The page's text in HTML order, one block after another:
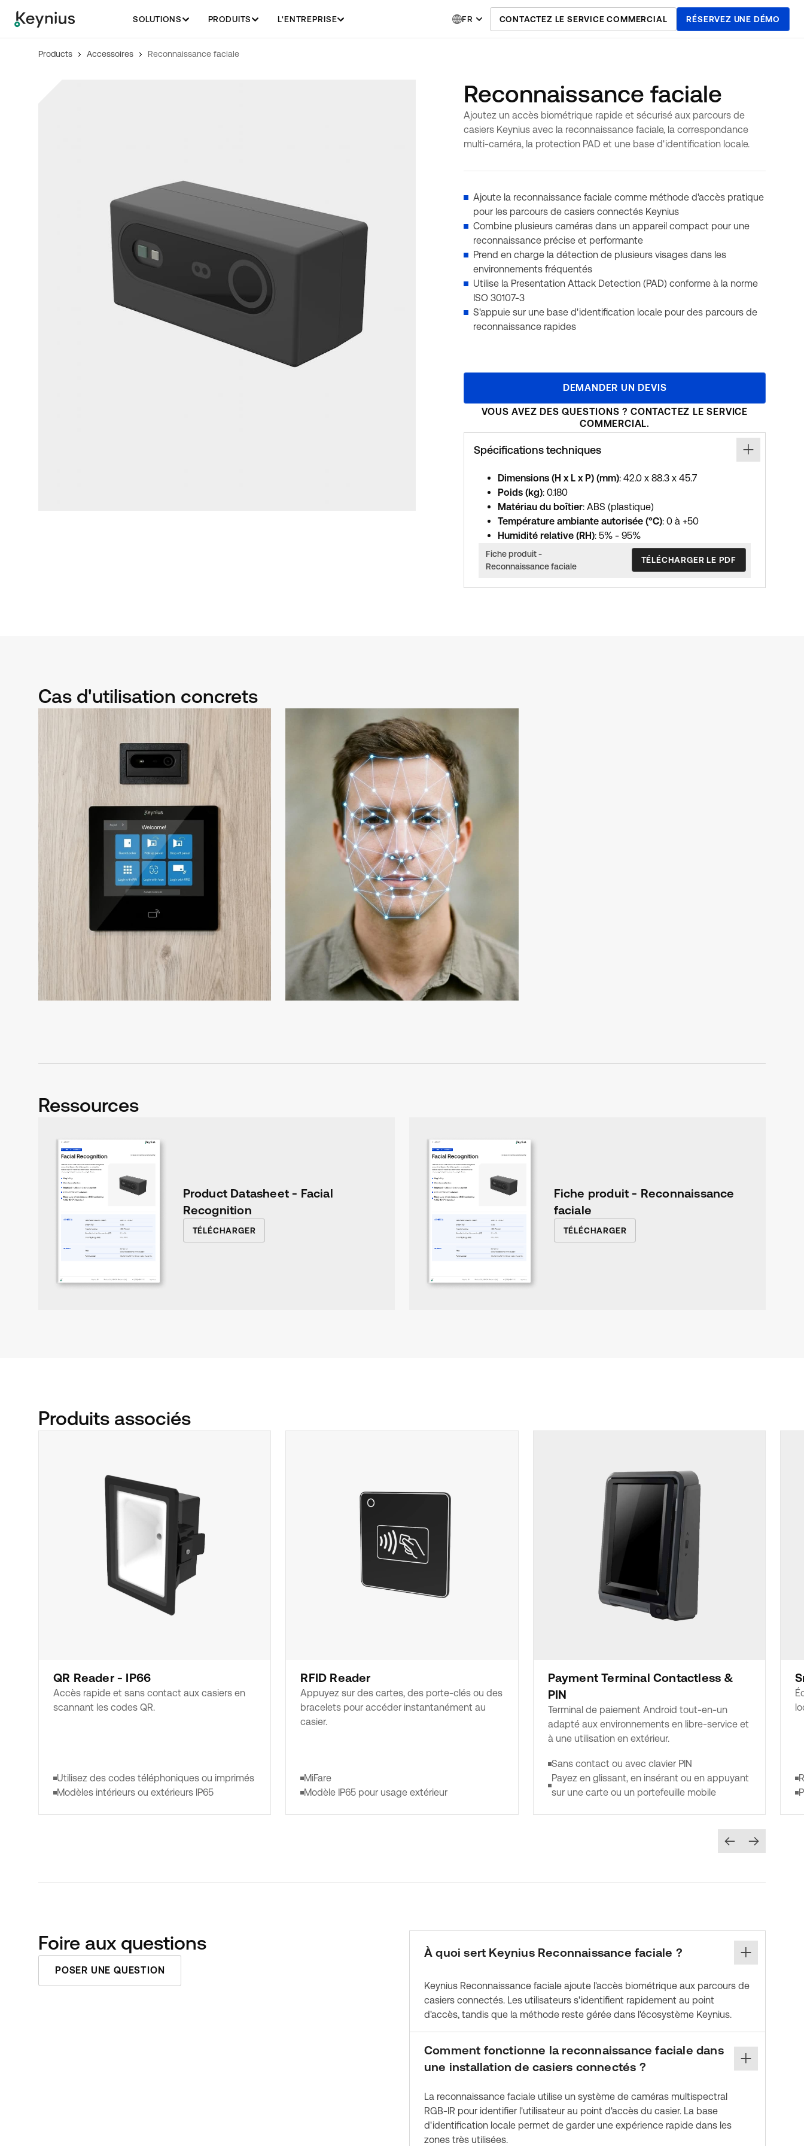
SOLUTIONS PRODUITS L'ENTREPRISE FR CONTACTEZ LE SERVICE COMMERCIAL RÉSERVEZ UNE DÉMO
Products Accessoires Reconnaissance faciale
Reconnaissance faciale
Ajoutez un accès biométrique rapide et sécurisé aux parcours de
casiers Keynius avec la reconnaissance faciale, la correspondance
multi-caméra, la protection PAD et une base d'identification locale.
Ajoute la reconnaissance faciale comme méthode d'accès pratique
pour les parcours de casiers connectés Keynius
Combine plusieurs caméras dans un appareil compact pour une
reconnaissance précise et performante
Prend en charge la détection de plusieurs visages dans les
environnements fréquentés
Utilise la Presentation Attack Detection (PAD) conforme à la norme
ISO 30107-3
S'appuie sur une base d'identification locale pour des parcours de
reconnaissance rapides
DEMANDER UN DEVIS
VOUS AVEZ DES QUESTIONS ? CONTACTEZ LE SERVICE
COMMERCIAL.
Spécifications techniques
Dimensions (H x L x P) (mm): 42.0 x 88.3 x 45.7
Poids (kg): 0.180
Matériau du boîtier: ABS (plastique)
Température ambiante autorisée (°C): 0 à +50
Humidité relative (RH): 5% - 95%
Fiche produit -
Reconnaissance faciale
TÉLÉCHARGER LE PDF
Cas d'utilisation concrets
Ressources
Product Datasheet - Facial
Recognition
TÉLÉCHARGER
Fiche produit - Reconnaissance
faciale
TÉLÉCHARGER
Produits associés
QR Reader - IP66
Accès rapide et sans contact aux casiers en
scannant les codes QR.
Utilisez des codes téléphoniques ou imprimés
Modèles intérieurs ou extérieurs IP65
RFID Reader
Appuyez sur des cartes, des porte-clés ou des
bracelets pour accéder instantanément au
casier.
MiFare
Modèle IP65 pour usage extérieur
Payment Terminal Contactless &
PIN
Terminal de paiement Android tout-en-un
adapté aux environnements en libre-service et
à une utilisation en extérieur.
Sans contact ou avec clavier PIN
Payez en glissant, en insérant ou en appuyant
sur une carte ou un portefeuille mobile
Foire aux questions
POSER UNE QUESTION
À quoi sert Keynius Reconnaissance faciale ?
Keynius Reconnaissance faciale ajoute l'accès biométrique aux parcours de
casiers connectés. Les utilisateurs s'identifient rapidement au point
d'accès, tandis que la méthode reste gérée dans l'écosystème Keynius.
Comment fonctionne la reconnaissance faciale dans
une installation de casiers connectés ?
La reconnaissance faciale utilise un système de caméras multispectral
RGB-IR pour identifier l'utilisateur au point d'accès du casier. La base
d'identification locale permet de garder une expérience rapide dans les
zones très utilisées.